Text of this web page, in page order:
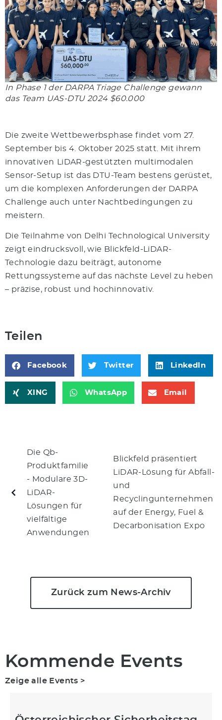
In Phase 1 der DARPA Triage Challenge gewann
das Team UAS-DTU 2024 $60.000
Die zweite Wettbewerbsphase findet vom 27.
September bis 4. Oktober 2025 statt. Mit ihrem
innovativen
LiDAR-gestützten multimodalen
Sensor-Setup ist das DTU-Team bestens gerüstet,
um die komplexen Anforderungen der DARPA
Challenge auch unter Nachtbedingungen zu
meistern.
Die Teilnahme von Delhi Technological University
zeigt eindrucksvoll, wie Blickfeld-LiDAR-
Technologie dazu beiträgt, autonome
Rettungssysteme auf das nächste Level zu heben
– präzise, robust und hochinnovativ.
Teilen
Facebook Twitter LinkedIn
XING WhatsApp Email
Die Qb-
Produktfamilie
- Modulare 3D-
LiDAR-
Lösungen für
vielfältige
Anwendungen
Blickfeld präsentiert
LiDAR-Lösung für Abfall-
und
Recyclingunternehmen
auf der Energy, Fuel &
Decarbonisation Expo
Zurück zum News-Archiv
Kommende Events
Zeige alle Events >